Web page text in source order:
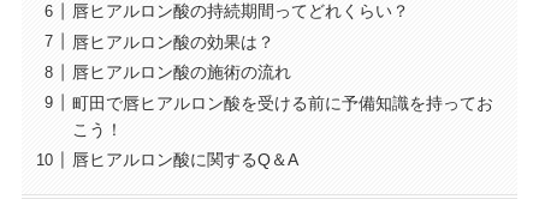
唇ヒアルロン酸の持続期間ってどれくらい？
唇ヒアルロン酸の効果は？
唇ヒアルロン酸の施術の流れ
町田で唇ヒアルロン酸を受ける前に予備知識を持ってお
こう！
唇ヒアルロン酸に関するQ＆A